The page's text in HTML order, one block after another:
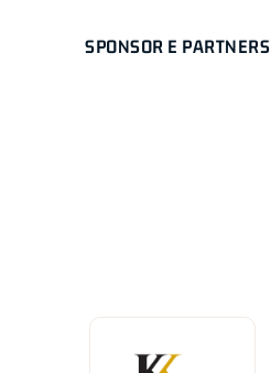
SPONSOR E PARTNERS